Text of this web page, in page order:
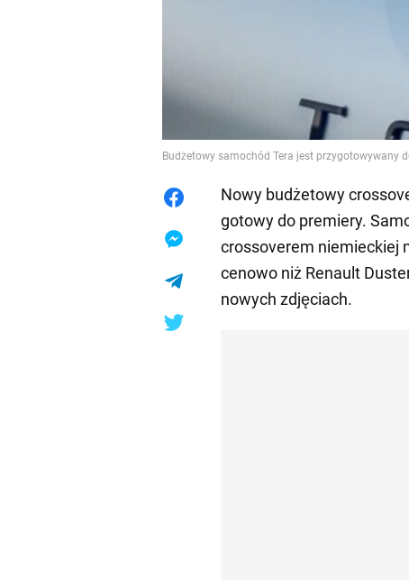
Budżetowy samochód Tera jest przygotowywany
Nowy budżetowy
gotowy do premiery.
crossoverem niemieckiej
cenowo niż Renault
nowych zdjęciach.